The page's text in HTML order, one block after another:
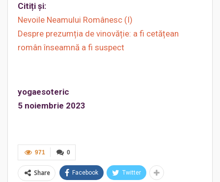
Citiți și:
Nevoile Neamului Românesc (I)
Despre prezumția de vinovăție: a fi cetățean
român înseamnă a fi suspect
yogaesoteric
5 noiembrie 2023
0
971
Share Facebook Twitter